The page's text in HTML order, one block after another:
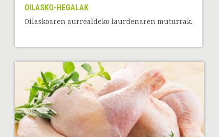
OILASKO-HEGALAK
Oilaskoaren aurrealdeko laurdenaren muturrak.